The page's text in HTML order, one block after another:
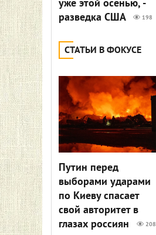
уже этой осенью, -
разведка США
198
СТАТЬИ В ФОКУСЕ
Путин перед
выборами ударами
по Киеву спасает
свой авторитет в
глазах россиян
208